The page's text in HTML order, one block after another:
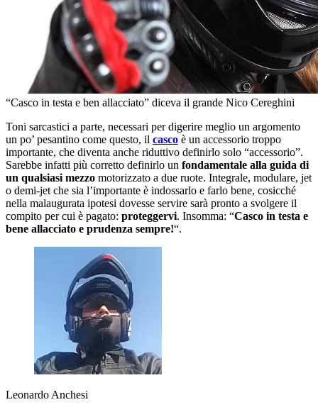
“Casco in testa e ben allacciato” diceva il grande Nico Cereghini
Toni sarcastici a parte, necessari per digerire meglio un argomento
un po’ pesantino come questo, il casco è un accessorio troppo
importante, che diventa anche riduttivo definirlo solo “accessorio”.
Sarebbe infatti più corretto definirlo un fondamentale alla guida di
un qualsiasi mezzo motorizzato a due ruote. Integrale, modulare, jet
o demi-jet che sia l’importante è indossarlo e farlo bene, cosicché
nella malaugurata ipotesi dovesse servire sarà pronto a svolgere il
compito per cui è pagato: proteggervi. Insomma: “Casco in testa e
bene allacciato e prudenza sempre!“.
Leonardo Anchesi